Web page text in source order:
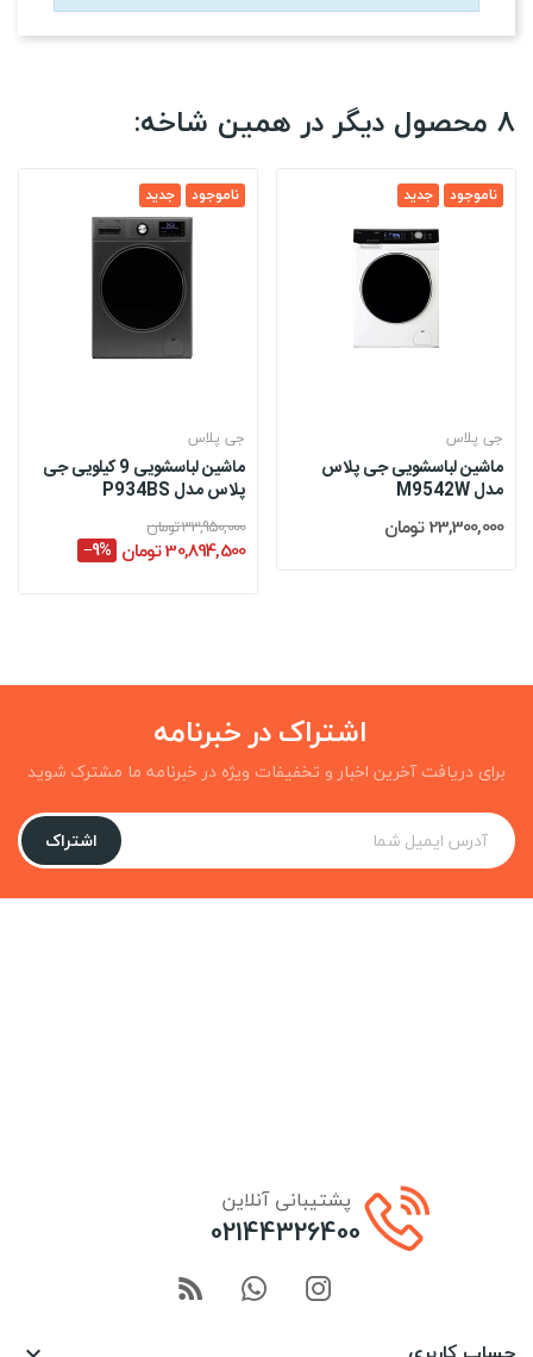
8 محصول دیگر در همین شاخه:
جدید ناموجود
جی پلاس
ماشین لباسشویی 9 کیلویی جی
پلاس مدل P934BS
33,950,000 تومان
30,894,500 تومان ‎−9%
جدید ناموجود
جی پلاس
ماشین لباسشویی جی پلاس
مدل M9542W
23,300,000 تومان
اشتراک در خبرنامه
برای دریافت آخرین اخبار و تخفیفات ویژه در خبرنامه ما مشترک شوید
اشتراک
پشتیبانی آنلاین
02144326400